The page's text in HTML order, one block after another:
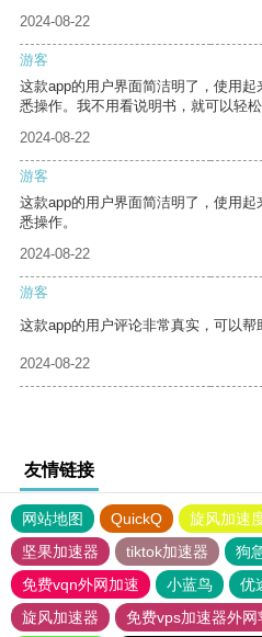
2024-08-22
游客
这款app的用户界面简洁明了，使用
悉操作。我不用看说明书，就可以轻松
2024-08-22
游客
这款app的用户界面简洁明了，使用
悉操作。
2024-08-22
游客
这款app的用户评论非常真实，可以帮
2024-08-22
友情链接
网站地图 QuickQ 旋风加速
坚果加速器
tiktok加速器
狗
免费vqn外网加速
小蓝鸟 优
旋风加速器
免费vps加速器外网